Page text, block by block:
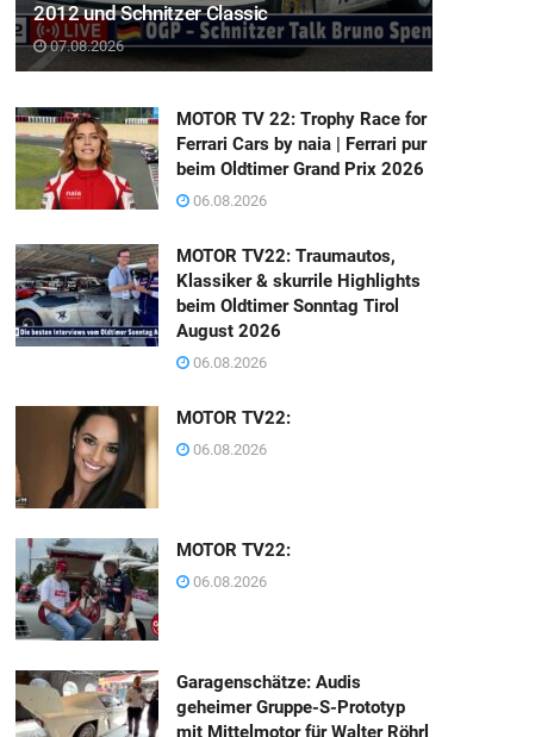
2012 und Schnitzer Classic
07.08.2026
MOTOR TV 22: Trophy Race for
Ferrari Cars by naia | Ferrari pur
beim Oldtimer Grand Prix 2026
06.08.2026
MOTOR TV22: Traumautos,
Klassiker & skurrile Highlights
beim Oldtimer Sonntag Tirol
August 2026
06.08.2026
MOTOR TV22:
06.08.2026
MOTOR TV22:
06.08.2026
Garagenschätze: Audis
geheimer Gruppe-S-Prototyp
mit Mittelmotor für Walter Röhrl